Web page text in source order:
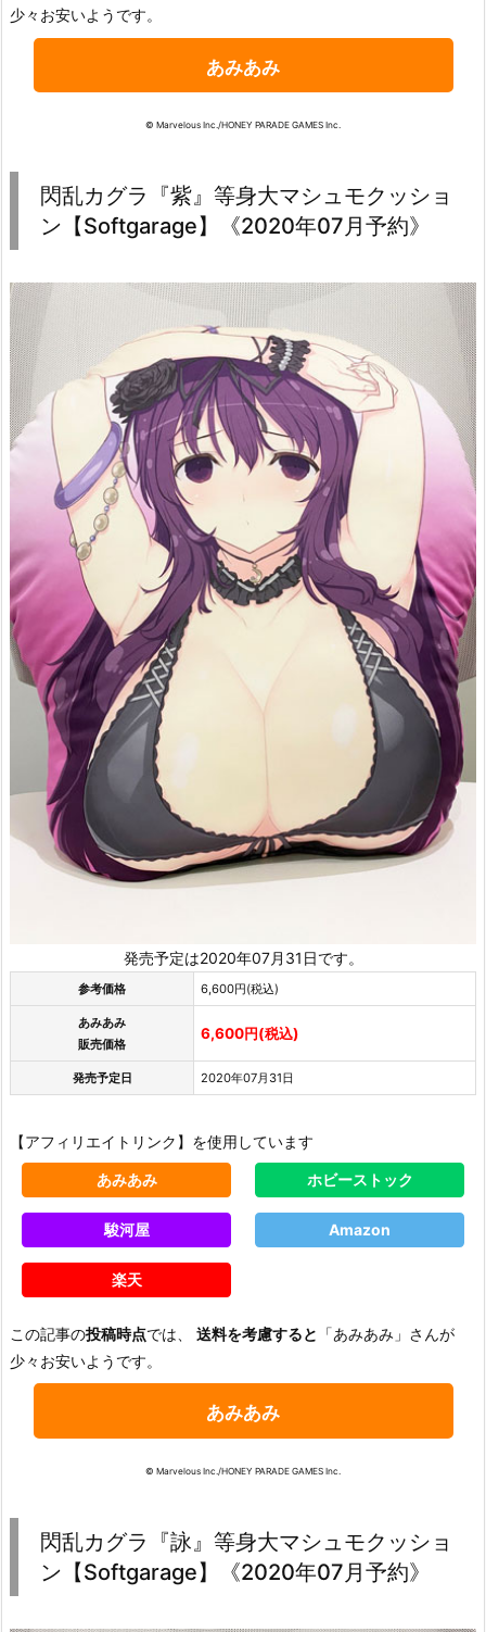
少々お安いようです。
あみあみ
© Marvelous Inc./HONEY PARADE GAMES Inc.
閃乱カグラ『紫』等身大マシュモクッショ
ン【Softgarage】《2020年07月予約》
発売予定は2020年07月31日です。
参考価格 6,600円(税込)
あみあみ
販売価格
6,600円(税込)
発売予定日 2020年07月31日
【アフィリエイトリンク】を使用しています
あみあみ ホビーストック
駿河屋 Amazon
楽天
この記事の投稿時点では、 送料を考慮すると 「あみあみ」さんが
少々お安いようです。
あみあみ
© Marvelous Inc./HONEY PARADE GAMES Inc.
閃乱カグラ『詠』等身大マシュモクッショ
ン【Softgarage】《2020年07月予約》